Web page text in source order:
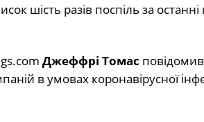
шість разів поспіль за
Джеффрі Томас
в умовах коронавірусної